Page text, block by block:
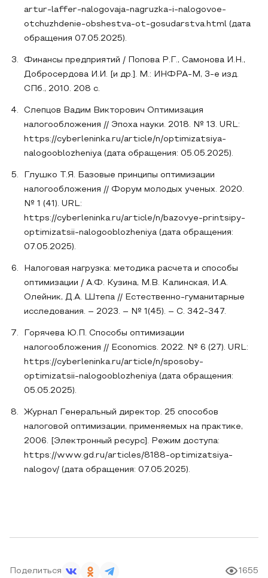
artur-laffer-nalogovaja-nagruzka-i-nalogovoe-
otchuzhdenie-obshestva-ot-gosudarstva.html (дата
обращения 07.05.2025).
Финансы предприятий / Попова Р.Г., Самонова И.Н.,
Добросердова И.И. [и др.]. М.: ИНФРА-М, 3-е изд.
СПб., 2010. 208 с.
Слепцов Вадим Викторович Оптимизация
налогообложения // Эпоха науки. 2018. № 13. URL:
https://cyberleninka.ru/article/n/optimizatsiya-
nalogooblozheniya (дата обращения: 05.05.2025).
Глушко Т.Я. Базовые принципы оптимизации
налогообложения // Форум молодых ученых. 2020.
№ 1 (41). URL:
https://cyberleninka.ru/article/n/bazovye-printsipy-
optimizatsii-nalogooblozheniya (дата обращения:
07.05.2025).
Налоговая нагрузка: методика расчета и способы
оптимизации / А.Ф. Кузина, М.В. Калинская, И.А.
Олейник, Д.А. Штепа // Естественно-гуманитарные
исследования. – 2023. – № 1(45). – С. 342-347.
Горячева Ю.П. Способы оптимизации
налогообложения // Economics. 2022. № 6 (27). URL:
https://cyberleninka.ru/article/n/sposoby-
optimizatsii-nalogooblozheniya (дата обращения:
05.05.2025).
Журнал Генеральный директор. 25 способов
налоговой оптимизации, применяемых на практике,
2006. [Электронный ресурс]. Режим доступа:
https://www.gd.ru/articles/8188-optimizatsiya-
nalogov/ (дата обращения: 07.05.2025).
Поделиться 1655